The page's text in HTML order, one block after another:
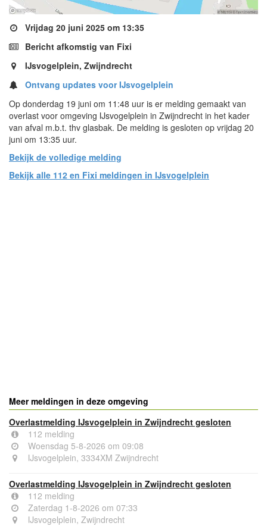
Vrijdag 20 juni 2025 om 13:35
Bericht afkomstig van Fixi
IJsvogelplein, Zwijndrecht
Ontvang updates voor IJsvogelplein
Op donderdag 19 juni om 11:48 uur is er melding gemaakt van
overlast voor omgeving IJsvogelplein in Zwijndrecht in het kader
van afval m.b.t. thv glasbak. De melding is gesloten op vrijdag 20
juni om 13:35 uur.
Bekijk de volledige melding
Bekijk alle 112 en Fixi meldingen in IJsvogelplein
Meer meldingen in deze omgeving
Overlastmelding IJsvogelplein in Zwijndrecht gesloten
112 melding
Woensdag 5-8-2026 om 09:08
IJsvogelplein, 3334XM Zwijndrecht
Overlastmelding IJsvogelplein in Zwijndrecht gesloten
112 melding
Zaterdag 1-8-2026 om 07:33
IJsvogelplein, Zwijndrecht